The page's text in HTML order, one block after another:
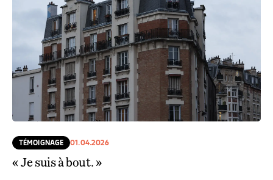
TÉMOIGNAGE 01.04.2026
« Je suis à bout. »